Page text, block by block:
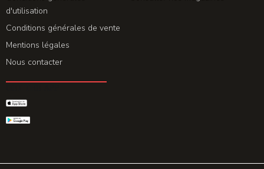
d'utilisation
Conditions générales de vente
Mentions légales
Nous contacter